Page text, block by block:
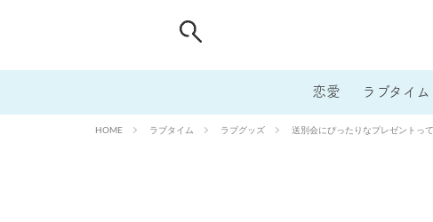
恋愛 ラブタイム
HOME ラブタイム ラブグッズ 送別会にぴったりなプレゼントっ